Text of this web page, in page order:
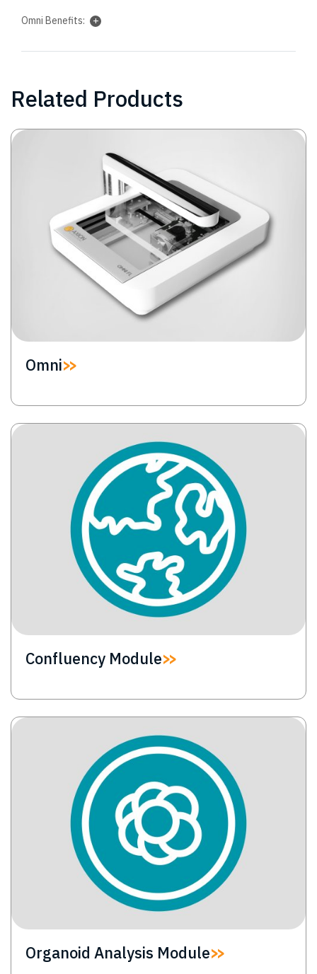
Omni Benefits:
Related Products
Image
Omni
Image
Confluency Module
Image
Organoid Analysis Module